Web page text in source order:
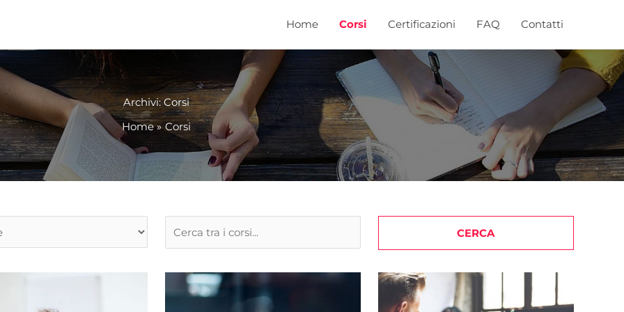
Home Corsi Certificazioni FAQ Contatti
Archivi: Corsi
Home
Corsi